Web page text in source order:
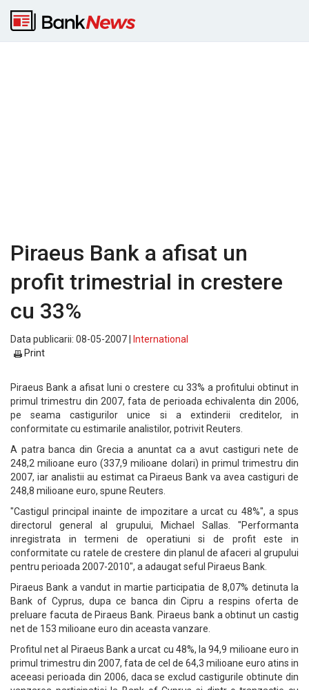
Piraeus Bank a afisat un
profit trimestrial in crestere
cu 33%
Data publicarii: 08-05-2007 |
International
Print
Piraeus Bank a afisat luni o crestere cu 33% a profitului obtinut in
primul trimestru din 2007, fata de perioada echivalenta din 2006,
pe seama castigurilor unice si a extinderii creditelor, in
conformitate cu estimarile analistilor, potrivit Reuters.
A patra banca din Grecia a anuntat ca a avut castiguri nete de
248,2 milioane euro (337,9 milioane dolari) in primul trimestru din
2007, iar analistii au estimat ca Piraeus Bank va avea castiguri de
248,8 milioane euro, spune Reuters.
"Castigul principal inainte de impozitare a urcat cu 48%", a spus
directorul general al grupului, Michael Sallas. "Performanta
inregistrata in termeni de operatiuni si de profit este in
conformitate cu ratele de crestere din planul de afaceri al grupului
pentru perioada 2007-2010", a adaugat seful Piraeus Bank.
Piraeus Bank a vandut in martie participatia de 8,07% detinuta la
Bank of Cyprus, dupa ce banca din Cipru a respins oferta de
preluare facuta de Piraeus Bank. Piraeus bank a obtinut un castig
net de 153 milioane euro din aceasta vanzare.
Profitul net al Piraeus Bank a urcat cu 48%, la 94,9 milioane euro in
primul trimestru din 2007, fata de cel de 64,3 milioane euro atins in
aceeasi perioada din 2006, daca se exclud castigurile obtinute din